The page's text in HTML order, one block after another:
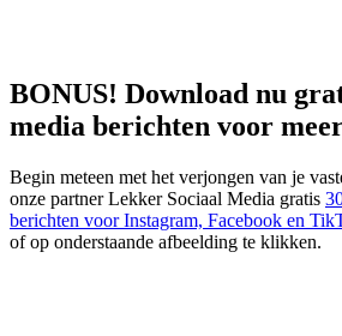
BONUS! Download nu
media berichten voor
Begin meteen met het verjongen van je
onze partner Lekker Sociaal Media gratis
berichten voor Instagram, Facebook en
of op onderstaande afbeelding te klikken.